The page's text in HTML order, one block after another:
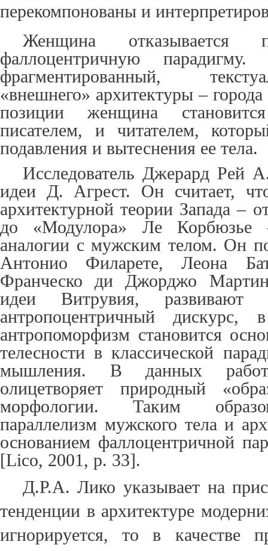
перекомпонованы и
Женщина отказывается
фаллоцентричную
фрагментированный,
«внешнего» архитектуры –
позиции женщина
писателем, и читателем,
подавления и вытеснения ее тела.
Исследователь Джерард Рей
идеи Д. Агрест. Он считает,
архитектурной теории Запада –
до «Модулора» Ле
аналогии с мужским телом. Он
Антонио Филарете, Леона
Франческо ди Джорджо
идеи Витрувия, развивают
антропоцентричный дискурс,
антропоморфизм становится
телесности в классической
мышления. В данных
олицетворяет природный
морфологии. Таким
параллелизм мужского тела и
основанием фаллоцентричной
[Lico, 2001, p. 33].
Д.Р.А. Лико указывает на
тенденции в архитектуре
игнорируется, то в качестве